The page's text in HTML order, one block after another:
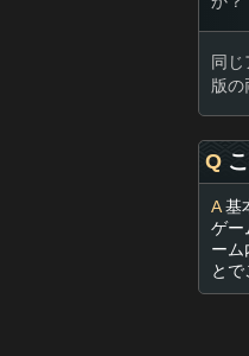
同
版の
Q
A基
ゲー
ーム
とで